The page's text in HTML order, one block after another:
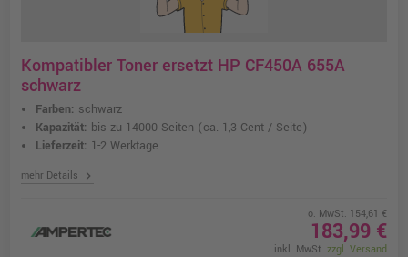
Kompatibler Toner ersetzt HP CF450A 655A
schwarz
Farben: schwarz
Kapazität: bis zu 14000 Seiten (ca. 1,3 Cent / Seite)
Lieferzeit: 1-2 Werktage
mehr Details chevron_right
o. MwSt. 154,61 €
183,99 €
inkl. MwSt. zzgl. Versand